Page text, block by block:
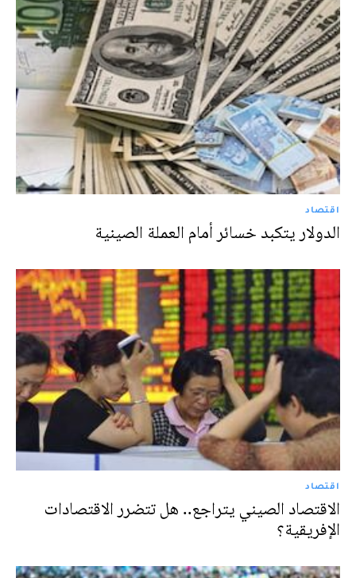
اقتصاد
الدولار يتكبد خسائر أمام العملة الصينية
اقتصاد
الاقتصاد الصيني يتراجع.. هل تتضرر الاقتصادات
الإفريقية؟